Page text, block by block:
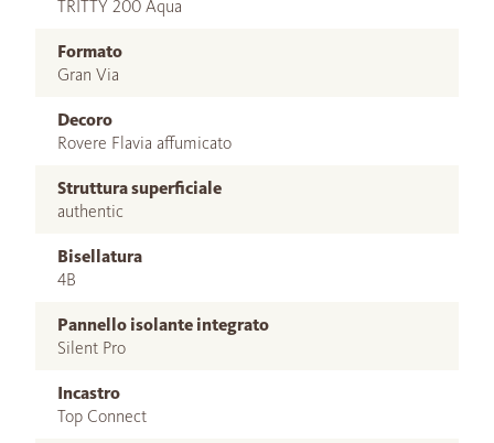
TRITTY 200 Aqua
Formato
Gran Via
Decoro
Rovere Flavia affumicato
Struttura superficiale
authentic
Bisellatura
4B
Pannello isolante integrato
Silent Pro
Incastro
Top Connect